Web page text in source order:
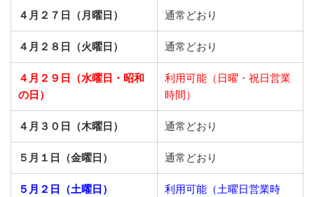
４月２７日（月曜日） 通常どおり
４月２８日（火曜日） 通常どおり
４月２９日（水曜日・昭和
の日）
利用可能（日曜・祝日営業
時間）
４月３０日（木曜日） 通常どおり
５月１日（金曜日） 通常どおり
５月２日（土曜日）
利用可能（土曜日営業時